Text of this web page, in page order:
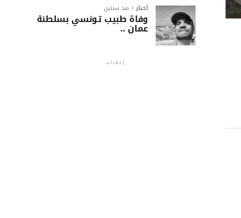
أخبار منذ سنتين
وفاة طبيب تونسي بسلطنة
عمان ..
إعلانات